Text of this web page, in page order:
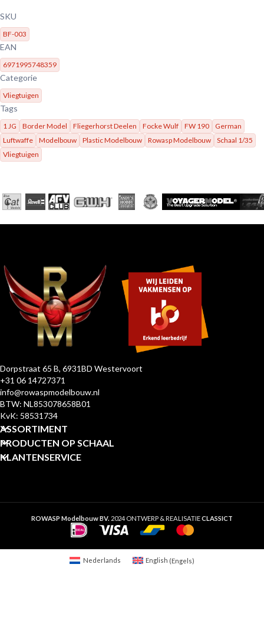
SKU
BF-003
EAN
6971995748359
Categorie
Vliegtuigen
Tags
1 JG Border Model Fliegerhorst Deelen Focke Wulf FW 190
German
Luftwaffe
Modelbouw Plastic Modelbouw Rowasp Modelbouw
Schaal 1/35
Vliegtuigen
Dorpstraat 65 B, 6931BD Westervoort
+31 06 14727371
info@rowaspmodelbouw.nl
BTW: NL853078658B01
KvK: 58531734
ASSORTIMENT
PRODUCTEN OP SCHAAL
KLANTENSERVICE
ROWASP Modelbouw BV. 2024 ONTWERP & REALISATIECLASSICT
Nederlands English (Engels)